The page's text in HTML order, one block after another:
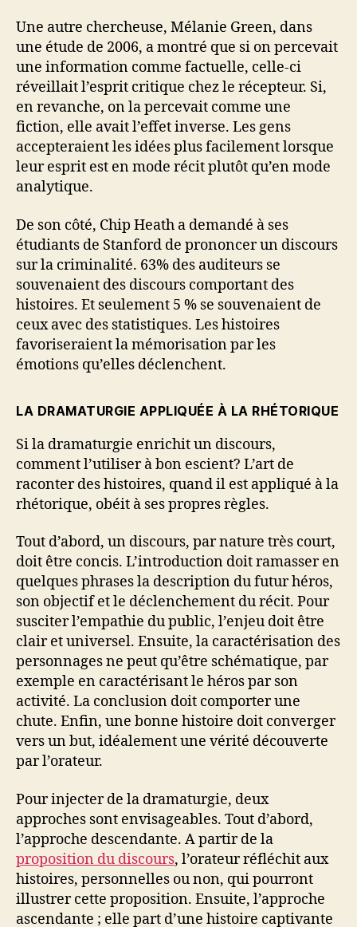
Une autre chercheuse, Mélanie Green, dans
une étude de 2006, a montré que si on percevait
une information comme factuelle, celle-ci
réveillait l’esprit critique chez le récepteur. Si,
en revanche, on la percevait comme une
fiction, elle avait l’effet inverse. Les gens
accepteraient les idées plus facilement lorsque
leur esprit est en mode récit plutôt qu’en mode
analytique.
De son côté, Chip Heath a demandé à ses
étudiants de Stanford de prononcer un discours
sur la criminalité. 63% des auditeurs se
souvenaient des discours comportant des
histoires. Et seulement 5 % se souvenaient de
ceux avec des statistiques. Les histoires
favoriseraient la mémorisation par les
émotions qu’elles déclenchent.
LA DRAMATURGIE APPLIQUÉE À LA RHÉTORIQUE
Si la dramaturgie enrichit un discours,
comment l’utiliser à bon escient? L’art de
raconter des histoires, quand il est appliqué à la
rhétorique, obéit à ses propres règles.
Tout d’abord, un discours, par nature très court,
doit être concis. L’introduction doit ramasser en
quelques phrases la description du futur héros,
son objectif et le déclenchement du récit. Pour
susciter l’empathie du public, l’enjeu doit être
clair et universel. Ensuite, la caractérisation des
personnages ne peut qu’être schématique, par
exemple en caractérisant le héros par son
activité. La conclusion doit comporter une
chute. Enfin, une bonne histoire doit converger
vers un but, idéalement une vérité découverte
par l’orateur.
Pour injecter de la dramaturgie, deux
approches sont envisageables. Tout d’abord,
l’approche descendante. A partir de la
proposition du discours, l’orateur réfléchit aux
histoires, personnelles ou non, qui pourront
illustrer cette proposition. Ensuite, l’approche
ascendante ; elle part d’une histoire captivante